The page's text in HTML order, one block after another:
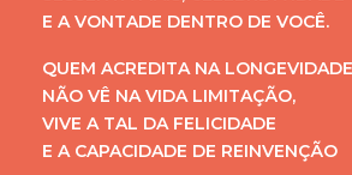
E A VONTADE DENTRO DE VOCÊ.
QUEM ACREDITA NA
NÃO VÊ NA VIDA LIMITAÇÃO,
VIVE A TAL DA FELICIDADE
E A CAPACIDADE DE REINVENÇÃO